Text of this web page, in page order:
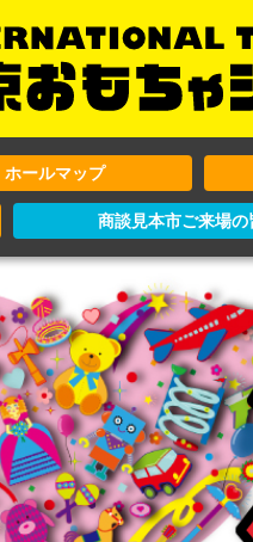
ホールマップ
商談見本市ご来場の